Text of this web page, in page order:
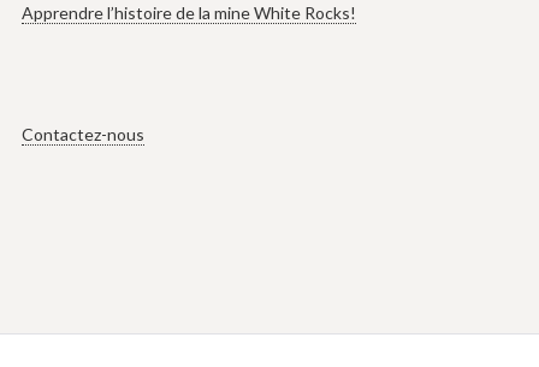
Apprendre l’histoire de la mine White Rocks!
Contactez-nous